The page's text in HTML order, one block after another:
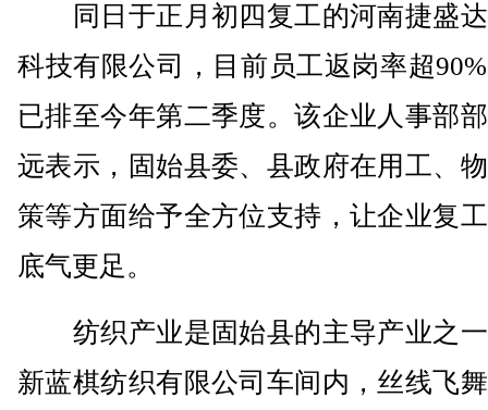
同日于正月初四复工的河南捷盛
科技有限公司，目前员工返岗率超
已排至今年第二季度。该企业人事部
远表示，固始县委、县政府在用工、
策等方面给予全方位支持，让企业复
底气更足。
纺织产业是固始县的主导产业之
新蓝棋纺织有限公司车间内，丝线飞